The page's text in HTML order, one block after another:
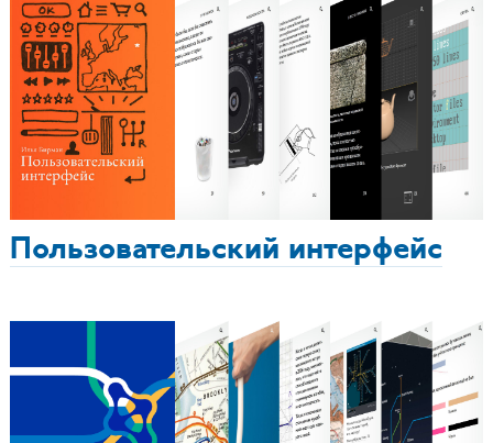
Пользовательский интерфейс